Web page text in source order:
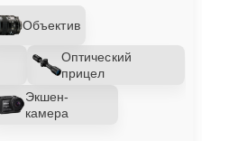
Объектив
Оптический
прицел
Экшен-
камера